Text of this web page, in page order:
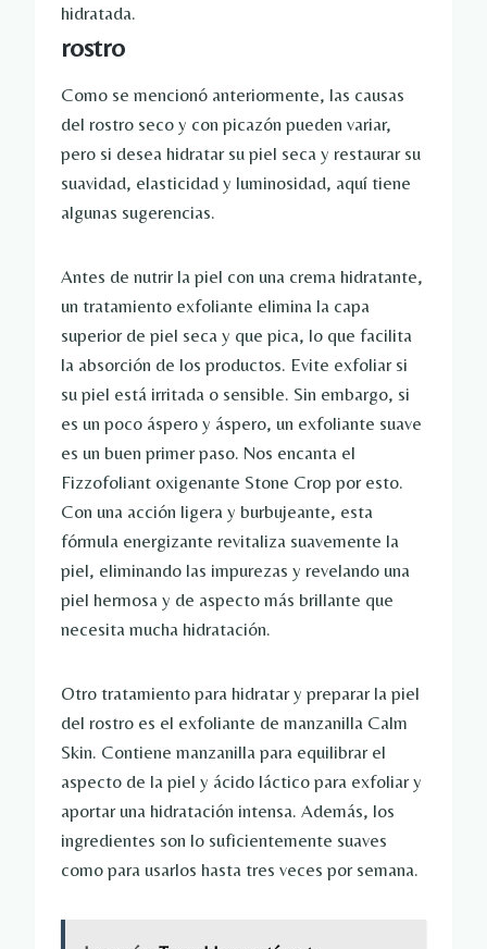
hidratada.
rostro
Como se mencionó anteriormente, las causas
del rostro seco y con picazón pueden variar,
pero si desea hidratar su piel seca y restaurar su
suavidad, elasticidad y luminosidad, aquí tiene
algunas sugerencias.
Antes de nutrir la piel con una crema hidratante,
un tratamiento exfoliante elimina la capa
superior de piel seca y que pica, lo que facilita
la absorción de los productos. Evite exfoliar si
su piel está irritada o sensible. Sin embargo, si
es un poco áspero y áspero, un exfoliante suave
es un buen primer paso. Nos encanta el
Fizzofoliant oxigenante Stone Crop por esto.
Con una acción ligera y burbujeante, esta
fórmula energizante revitaliza suavemente la
piel, eliminando las impurezas y revelando una
piel hermosa y de aspecto más brillante que
necesita mucha hidratación.
Otro tratamiento para hidratar y preparar la piel
del rostro es el exfoliante de manzanilla Calm
Skin. Contiene manzanilla para equilibrar el
aspecto de la piel y ácido láctico para exfoliar y
aportar una hidratación intensa. Además, los
ingredientes son lo suficientemente suaves
como para usarlos hasta tres veces por semana.